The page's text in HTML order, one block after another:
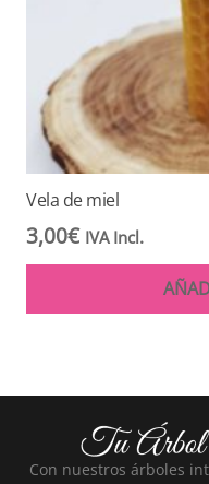
Vela de miel
3,00€ IVA Incl.
Con nuestros árboles